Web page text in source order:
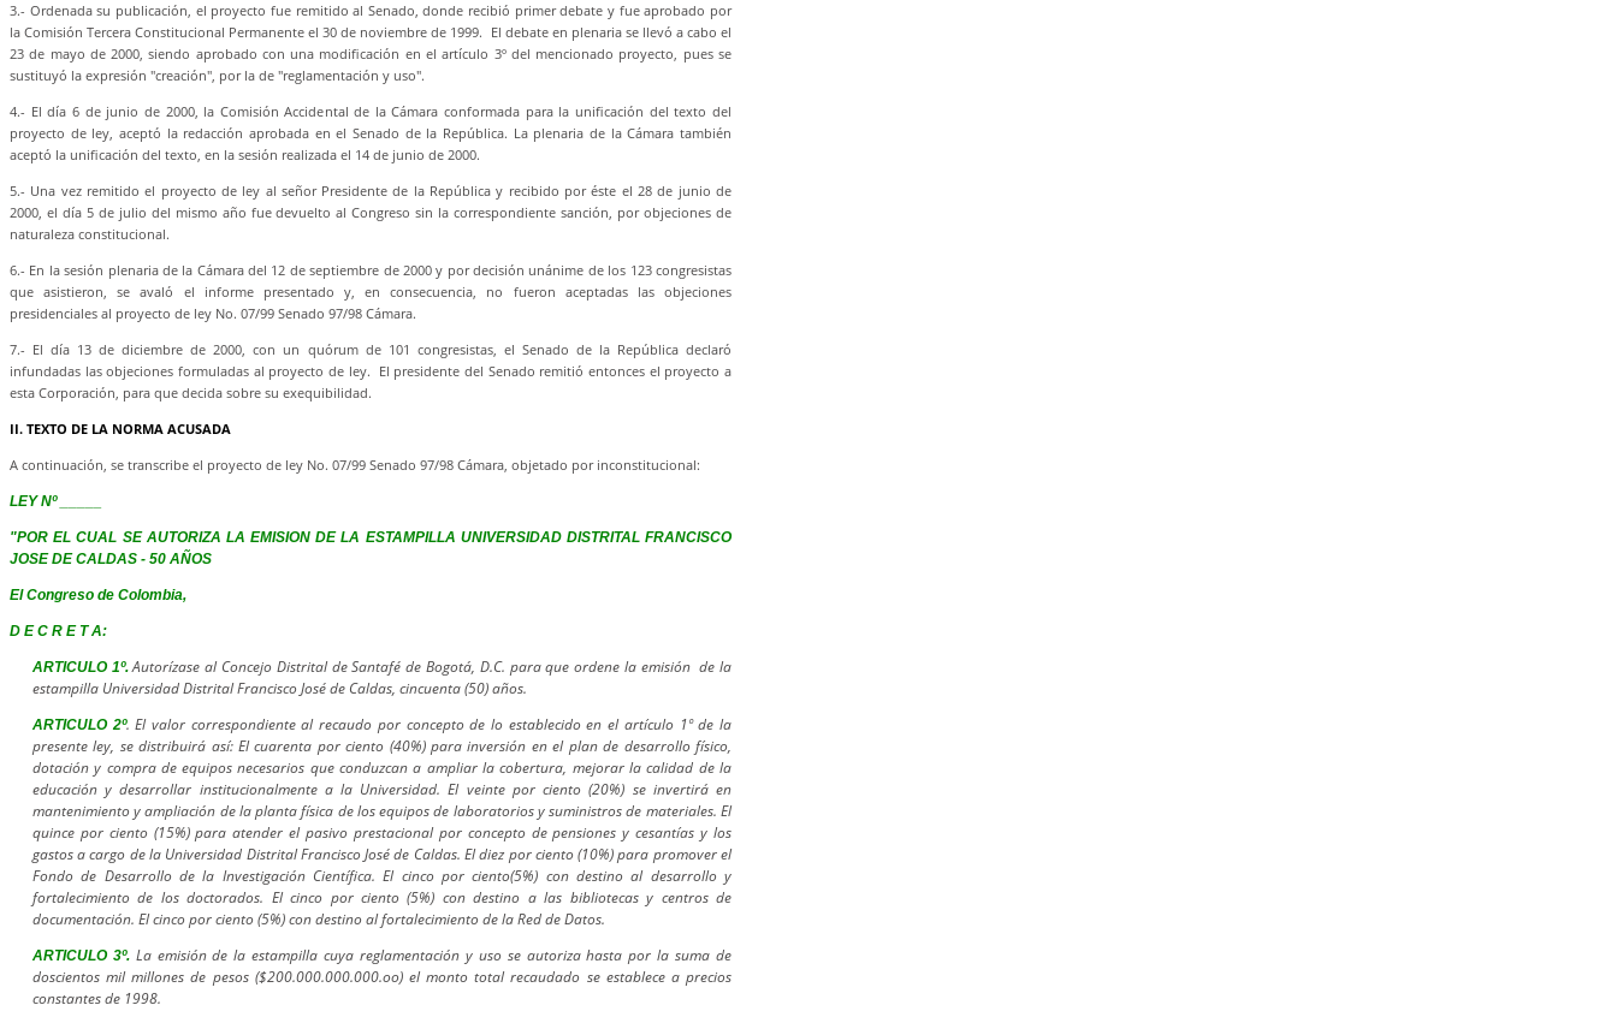
3.- Ordenada su publicación, el proyecto fue remitido al Senado, donde recibió primer debate y fue aprobado por
la Comisión Tercera Constitucional Permanente el 30 de noviembre de 1999. El debate en plenaria se llevó a cabo el
23 de mayo de 2000, siendo aprobado con una modificación en el artículo 3º del mencionado proyecto, pues se
sustituyó la expresión "creación", por la de "reglamentación y uso".
4.- El día 6 de junio de 2000, la Comisión Accidental de la Cámara conformada para la unificación del texto del
proyecto de ley, aceptó la redacción aprobada en el Senado de la República. La plenaria de la Cámara también
aceptó la unificación del texto, en la sesión realizada el 14 de junio de 2000.
5.- Una vez remitido el proyecto de ley al señor Presidente de la República y recibido por éste el 28 de junio de
2000, el día 5 de julio del mismo año fue devuelto al Congreso sin la correspondiente sanción, por objeciones de
naturaleza constitucional.
6.- En la sesión plenaria de la Cámara del 12 de septiembre de 2000 y por decisión unánime de los 123 congresistas
que asistieron, se avaló el informe presentado y, en consecuencia, no fueron aceptadas las objeciones
presidenciales al proyecto de ley No. 07/99 Senado 97/98 Cámara.
7.- El día 13 de diciembre de 2000, con un quórum de 101 congresistas, el Senado de la República declaró
infundadas las objeciones formuladas al proyecto de ley. El presidente del Senado remitió entonces el proyecto a
esta Corporación, para que decida sobre su exequibilidad.
II. TEXTO DE LA NORMA ACUSADA
A continuación, se transcribe el proyecto de ley No. 07/99 Senado 97/98 Cámara, objetado por inconstitucional:
LEY Nº _____
"POR EL CUAL SE AUTORIZA LA EMISION DE LA ESTAMPILLA UNIVERSIDAD DISTRITAL FRANCISCO
JOSE DE CALDAS - 50 AÑOS
El Congreso de Colombia,
D E C R E T A:
ARTICULO 1º.Autorízase al Concejo Distrital de Santafé de Bogotá, D.C. para que ordene la emisión de la
estampilla Universidad Distrital Francisco José de Caldas, cincuenta (50) años.
ARTICULO 2º. El valor correspondiente al recaudo por concepto de lo establecido en el artículo 1º de la
presente ley, se distribuirá así: El cuarenta por ciento (40%) para inversión en el plan de desarrollo físico,
dotación y compra de equipos necesarios que conduzcan a ampliar la cobertura, mejorar la calidad de la
educación y desarrollar institucionalmente a la Universidad. El veinte por ciento (20%) se invertirá en
mantenimiento y ampliación de la planta física de los equipos de laboratorios y suministros de materiales. El
quince por ciento (15%) para atender el pasivo prestacional por concepto de pensiones y cesantías y los
gastos a cargo de la Universidad Distrital Francisco José de Caldas. El diez por ciento (10%) para promover el
Fondo de Desarrollo de la Investigación Científica. El cinco por ciento(5%) con destino al desarrollo y
fortalecimiento de los doctorados. El cinco por ciento (5%) con destino a las bibliotecas y centros de
documentación. El cinco por ciento (5%) con destino al fortalecimiento de la Red de Datos.
ARTICULO 3º. La emisión de la estampilla cuya reglamentación y uso se autoriza hasta por la suma de
doscientos mil millones de pesos ($200.000.000.000.oo) el monto total recaudado se establece a precios
constantes de 1998.